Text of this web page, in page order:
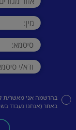
בהרשמה אני מאשר/ת
באתר (אנחנו נעבוד